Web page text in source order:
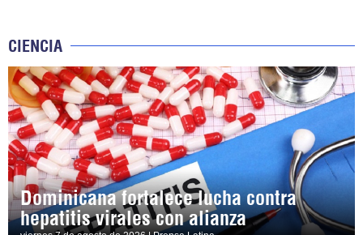
CIENCIA
Dominicana fortalece lucha contra
hepatitis virales con alianza